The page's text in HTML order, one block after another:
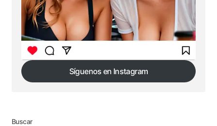
Síguenos en Instagram
Síguenos en Instagram
Buscar